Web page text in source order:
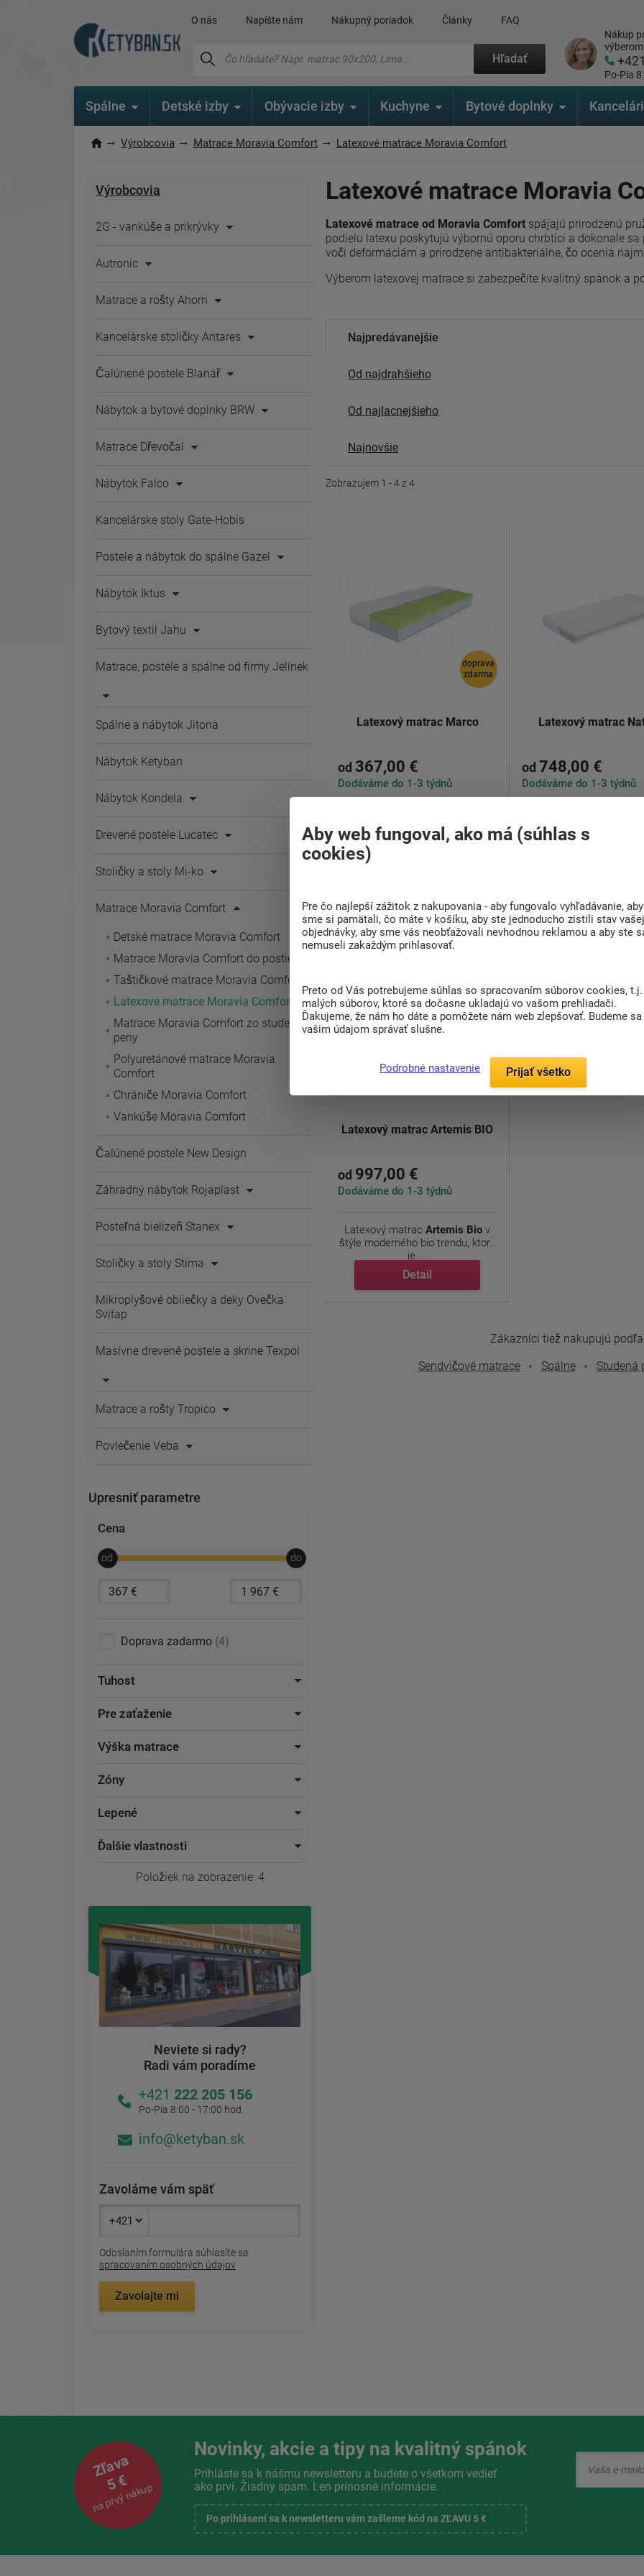
O nás Napíšte nám Nákupný poriadok Články FAQ
Hľadať
Nákup
výberom
Po-Pia
Spálne Detské izby Obývacie izby Kuchyne Bytové doplnky
Výrobcovia Matrace Moravia Comfort Latexové matrace Moravia Comfort
Výrobcovia
2G - vankúše a prikrývky
Autronic
Matrace a rošty Ahorn
Kancelárske stoličky Antares
Čalúnené postele Blanář
Nábytok a bytové doplnky BRW
Matrace Dřevočal
Nábytok Falco
Kancelárske stoly Gate-Hobis
Postele a nábytok do spálne Gazel
Nábytok Iktus
Bytový textil Jahu
Matrace, postele a spálne od firmy Jelínek
Spálne a nábytok Jitona
Nábytok Ketyban
Nábytok Kondela
Drevené postele Lucatec
Stoličky a stoly Mi-ko
Matrace Moravia Comfort
Detské matrace Moravia Comfort
Matrace Moravia Comfort do postieľok
Taštičkové matrace Moravia Comfort
Latexové matrace Moravia Comfort
Matrace Moravia Comfort zo studenej
peny
Polyuretánové matrace Moravia
Comfort
Chrániče Moravia Comfort
Vankúše Moravia Comfort
Čalúnené postele New Design
Záhradný nábytok Rojaplast
Posteľná bielizeň Stanex
Stoličky a stoly Stima
Mikroplyšové obliečky a deky Ovečka
Svitap
Masívne drevené postele a skrine Texpol
Matrace a rošty Tropico
Povlečenie Veba
Upresniť parametre
Cena
Doprava zadarmo 4
Tuhost
Pre zaťaženie
Výška matrace
Zóny
Lepené
Ďalšie vlastnosti
Položiek na zobrazenie: 4
Neviete si rady?
Radi vám poradíme
+421 222 205 156
Po-Pia 8:00 - 17:00 hod.
info@ketyban.sk
Zavoláme vám späť
Odoslaním formulára súhlasíte sa
spracovaním osobných údajov
Zavolajte mi
Latexové matrace Moravia
Latexové matrace od Moravia Comfort spájajú prirodzenú
podielu latexu poskytujú výbornú oporu chrbtici a dokonale
voči deformáciám a prirodzene antibakteriálne, čo ocenia
Výberom latexovej matrace si zabezpečíte kvalitný spánok a
Najpredávanejšie
Od najdrahšieho
Od najlacnejšieho
Najnovšie
Zobrazujem 1 - 4 z 4
doprava
zdarma
Latexový matrac Marco
od 367,00 €
Dodáváme do 1-3 týdnů
matracMarco.
Detail
Latexový matrac
od 748,00 €
Dodáváme do 1-3 týdnů
kokosovou flexidoskou.
doprava
Latexový matrac Artemis BIO
od 997,00 €
Dodáváme do 1-3 týdnů
Latexový matracArtemis Bio v
štýle moderného bio trendu, ktorá
je ...
Detail
Zákazníci tiež nakupujú
Sendvičové matrace
Spálne Studená
Zľava
5 €
na prvý nákup
Novinky, akcie a tipy na kvalitný spánok
Prihláste sa k nášmu newsletteru a budete o všetkom vedieť
ako prví. Žiadny spam. Len prínosné informácie.
Po prihlásení sa k newsletteru vám zašleme kód na ZĽAVU 5 €
Aby web fungoval, ako má (súhlas s
cookies)
Pre čo najlepší zážitok z nakupovania - aby fungovalo vyhľadávanie, aby
sme si pamätali, čo máte v košíku, aby ste jednoducho zistili stav
objednávky, aby sme vás neobťažovali nevhodnou reklamou a aby ste
nemuseli zakaždým prihlasovať.
Preto od Vás potrebujeme súhlas so spracovaním súborov cookies, t.j.
malých súborov, ktoré sa dočasne ukladajú vo vašom prehliadači.
Ďakujeme, že nám ho dáte a pomôžete nám web zlepšovať. Budeme
vašim údajom správať slušne.
Podrobné nastavenie Prijať všetko